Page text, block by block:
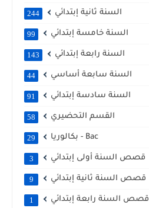
السنة ثانية إبتدائي 244
السنة خامسة إبتدائي 99
السنة رابعة إبتدائي 143
السنة سابعة أساسي 44
السنة سادسة إبتدائي 91
القسم التحضيري 58
بكالوريا - Bac 29
قصص السنة أولى إبتدائي 3
قصص السنة ثانية إبتدائي 9
قصص السنة رابعة إبتدائي 1